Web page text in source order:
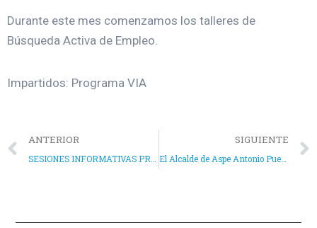
Durante este mes comenzamos los talleres de
Búsqueda Activa de Empleo.
Impartidos: Programa VIA
ANTERIOR
SESIONES INFORMATIVAS PROGRAMA VIA
SIGUIENTE
El Alcalde de Aspe Antonio Puerto reparte las nuevas competencias municipales